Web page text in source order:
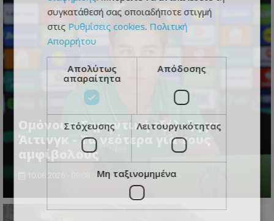
Ομόνοια: Σημαντική εξέλιξη με
Άιτινγκ - Τα νεότερα για τους
αμφίβολους
συγκατάθεσή σας οποιαδήποτε στιγμή
στις Ρυθμίσεις cookies. Πολιτική
Απορρήτου
Απολύτως
απαραίτητα
Απόδοσης
Στόχευσης Λειτουργικότητας
Μη ταξινομημένα